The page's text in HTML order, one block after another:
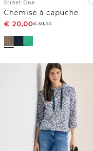
Street One
Chemise à capuche
€ 20,00€59,99